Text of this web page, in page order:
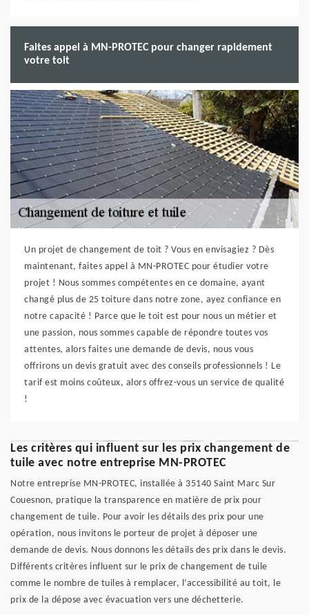
Faites appel à MN-PROTEC pour changer rapidement
votre toit
Un projet de changement de toit ? Vous en envisagiez ? Dès
maintenant, faites appel à MN-PROTEC pour étudier votre
projet ! Nous sommes compétentes en ce domaine, ayant
changé plus de 25 toiture dans notre zone, ayez confiance en
notre capacité ! Parce que le toit est pour nous un métier et
une passion, nous sommes capable de répondre toutes vos
attentes, alors faites une demande de devis, nous vous
offrirons un devis gratuit avec des conseils professionnels ! Le
tarif est moins coûteux, alors offrez-vous un service de qualité
!
Les critères qui influent sur les prix changement de
tuile avec notre entreprise MN-PROTEC
Notre entreprise MN-PROTEC, installée à 35140 Saint Marc Sur
Couesnon, pratique la transparence en matière de prix pour
changement de tuile. Pour avoir les détails des prix pour une
opération, nous invitons le porteur de projet à déposer une
demande de devis. Nous donnons les détails des prix dans le devis.
Différents critères influent sur le prix de changement de tuile
comme le nombre de tuiles à remplacer, l’accessibilité au toit, le
prix de la dépose avec évacuation vers une déchetterie.